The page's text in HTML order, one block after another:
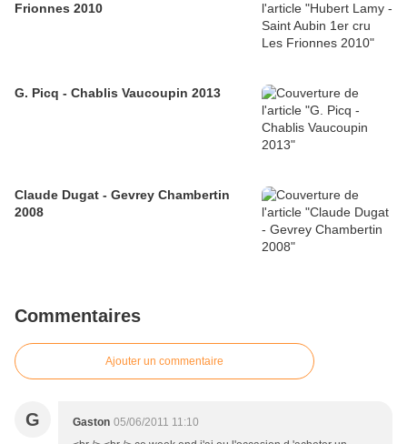
Frionnes 2010
G. Picq - Chablis Vaucoupin 2013
Claude Dugat - Gevrey Chambertin
2008
Commentaires
Ajouter un commentaire
G Gaston 05/06/2011 11:10